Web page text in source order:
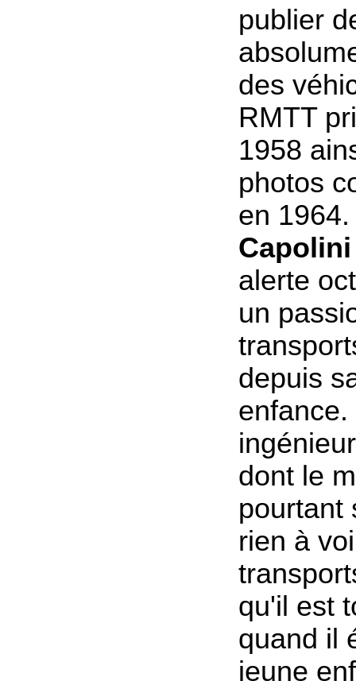
publier
des
RMTT
1958
photos
en 1964.
Capolini
alerte
un
depuis
dont le
pourtant
rien à
qu'il est
quand il
jeune